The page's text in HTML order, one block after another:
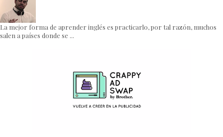
La mejor forma de aprender inglés es practicarlo, por tal razón, muchos
salen a países donde se ...